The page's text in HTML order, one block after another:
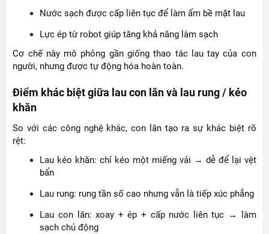
Nước sạch được cấp liên tục để làm ẩm bề mặt lau
Lực ép từ robot giúp tăng khả năng làm sạch
Cơ chế này mô phỏng gần giống thao tác lau tay của con
người, nhưng được tự động hóa hoàn toàn.
Điểm khác biệt giữa lau con lăn và lau rung / kéo
khăn
So với các công nghệ khác, con lăn tạo ra sự khác biệt rõ
rệt:
Lau kéo khăn: chỉ kéo một miếng vải → dễ để lại vệt
bẩn
Lau rung: rung tần số cao nhưng vẫn là tiếp xúc phẳng
Lau con lăn: xoay + ép + cấp nước liên tục → làm
sạch chủ động